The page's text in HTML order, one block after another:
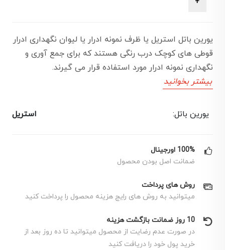
یورین باتل استریل یا ظرف نمونه ادرار یا لیوان نگهداری ادرار
قوطی های کوچک درب رنگی هستند که برای جمع آوری و
نگهداری نمونه ادرار مورد استفاده قرار می گیرند.
بیشتر بخوانید
یورین باتل: استریل
100% اورجینال
ضمانت اصل بودن محصول
روش های پرداخت
میتوانید به روش های رایج هزینه محصول را پرداخت کنید
10 روز ضمانت بازگشت هزینه
در صورت عدم رضایت از محصول میتوانید تا ده روز بعد از
خرید پول خود را دریافت کنید